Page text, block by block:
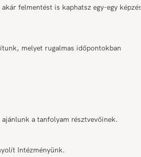
felmentést is kaphatsz egy-egy képzési
melyet rugalmas időpontokban
a tanfolyam résztvevőinek.
Intézményünk.